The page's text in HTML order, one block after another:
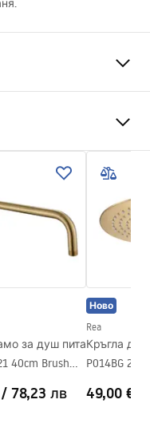
стомана
се
за душ пита
40cm Brush
/ 78,23 лв
Ново
Rea
Кръгла душ
P014BG
49,00 €